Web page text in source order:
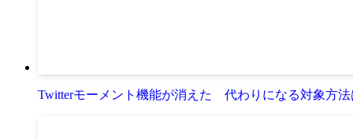
Twitterモーメント機能が消えた 代わりになる対象方法